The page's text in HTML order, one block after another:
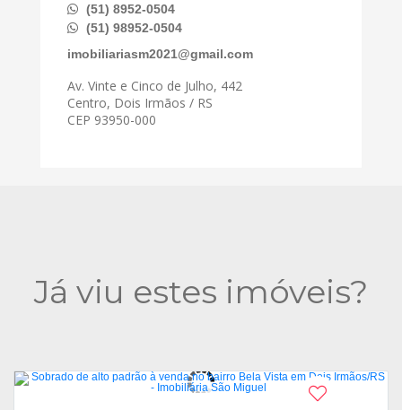
(51) 8952-0504
(51) 98952-0504
imobiliariasm2021@gmail.com
Av. Vinte e Cinco de Julho, 442
Centro, Dois Irmãos / RS
CEP 93950-000
Já viu estes imóveis?